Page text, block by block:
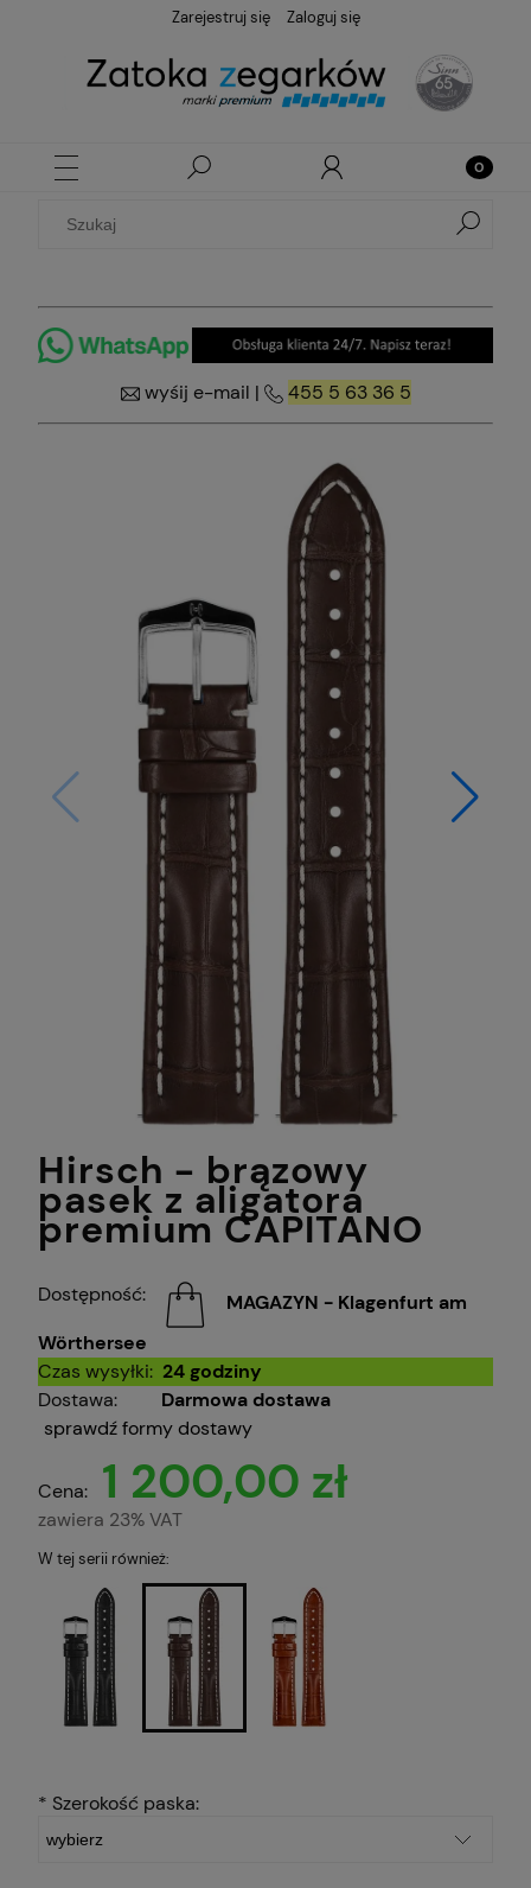
Zarejestruj się Zaloguj się
wyśij e-mail | 455 5 63 36 5
Hirsch - brązowy
pasek z aligatora
premium CAPITANO
Dostępność:
MAGAZYN - Klagenfurt am
Wörthersee
Czas wysyłki: 24 godziny
Dostawa:
Darmowa dostawa
sprawdź formy dostawy
Cena: 1 200,00 zł
zawiera 23% VAT
W tej serii również:
* Szerokość paska: